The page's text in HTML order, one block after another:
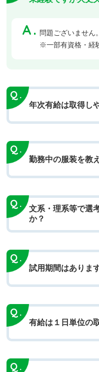
問題ございません。
※一部有資格・経
年次有給は取得し
勤務中の服装を教
文系・理系等で選
か？
試用期間はありま
有給は１日単位の